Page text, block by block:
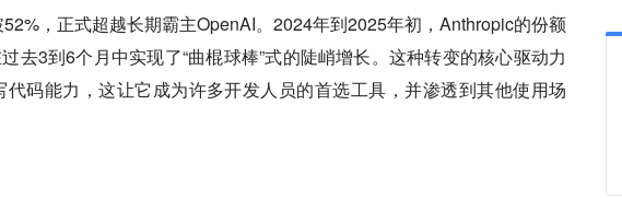
，正式超越长期霸主OpenAI。2024年到2025年初，Anthropic的份额
去3到6个月中实现了“曲棍球棒”式的陡峭增长。这种转变的核心驱动力
代码能力，这让它成为许多开发人员的首选工具，并渗透到其他使用场